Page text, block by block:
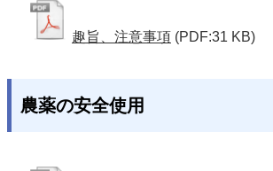
趣旨、注意事項 (PDF:31 KB)
農薬の安全使用